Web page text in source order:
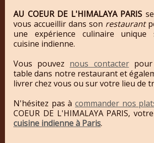
AU COEUR DE L'HIMALAYA PARIS
vous accueillir dans son restaurant
une expérience culinaire unique
cuisine indienne.
Vous pouvez nous contacterpour
table dans notre restaurant et
livrer chez vous ou sur votre lieu de
N'hésitez pas à commander nos
COEUR DE L'HIMALAYA PARIS,
cuisine indienne à Paris.